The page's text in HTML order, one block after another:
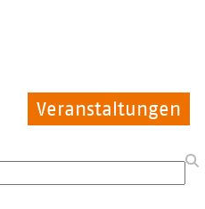
Allgemein
Allgemein
Veranstaltungen